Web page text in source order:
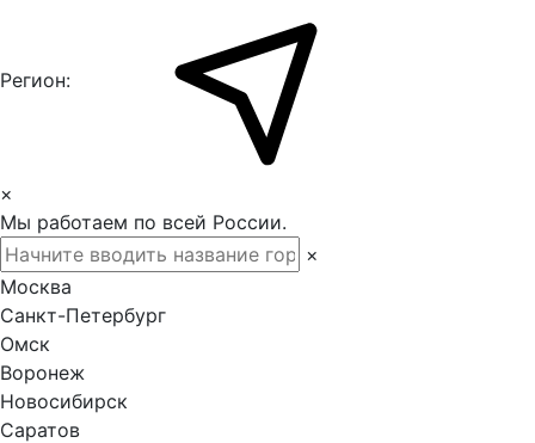
Регион:
×
Мы работаем по всей России.
×
Москва
Санкт-Петербург
Омск
Воронеж
Новосибирск
Саратов